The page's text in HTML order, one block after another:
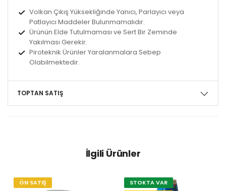
Volkan Çıkış Yüksekliğinde Yanıcı, Parlayıcı veya
Patlayıcı Maddeler Bulunmamalıdır.
Ürünün Elde Tutulmaması ve Sert Bir Zeminde
Yakılması Gerekir.
Piroteknik Ürünler Yaralanmalara Sebep
Olabilmektedir.
TOPTAN SATIŞ
İlgili Ürünler
ÖN SATIŞ
STOKTA VAR